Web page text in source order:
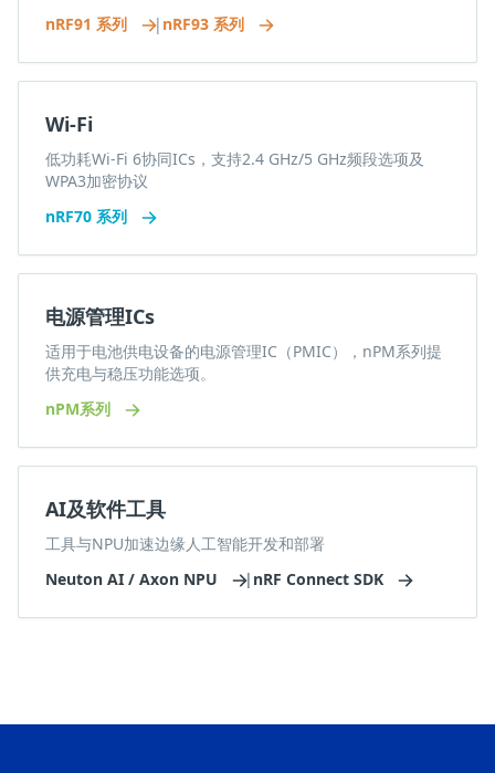
nRF91 系列
| nRF93 系列
Wi-Fi
低功耗Wi-Fi 6协同ICs，支持2.4 GHz/5 GHz频段选项及
WPA3加密协议
nRF70 系列
电源管理ICs
适用于电池供电设备的电源管理IC（PMIC），nPM系列提
供充电与稳压功能选项。
nPM系列
AI及软件工具
工具与NPU加速边缘人工智能开发和部署
Neuton AI / Axon NPU
| nRF Connect SDK